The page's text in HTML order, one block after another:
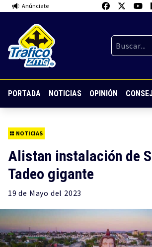
Anúnciate
PORTADA NOTICIAS OPINIÓN
NOTICIAS
Alistan instalación de
Tadeo gigante
19 de Mayo del 2023